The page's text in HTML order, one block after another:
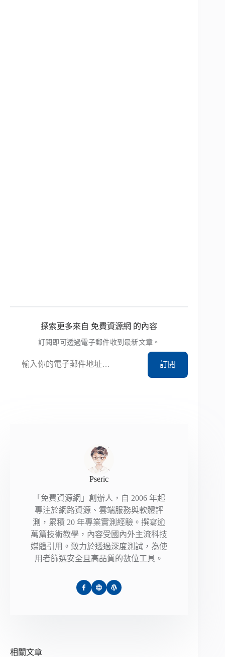
探索更多來自 免費資源網 的內容
訂閱即可透過電子郵件收到最新文章。
訂閱
Pseric
「免費資源網」創辦人，自 2006 年起
專注於網路資源、雲端服務與軟體評
測，累積 20 年專業實測經驗。撰寫逾
萬篇技術教學，內容受國內外主流科技
媒體引用。致力於透過深度測試，為使
用者篩選安全且高品質的數位工具。
相關文章